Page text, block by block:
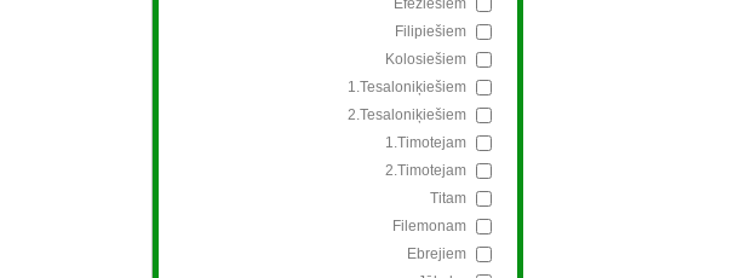
Efeziešiem
Filipiešiem
Kolosiešiem
1.Tesaloniķiešiem
2.Tesaloniķiešiem
1.Timotejam
2.Timotejam
Titam
Filemonam
Ebrejiem